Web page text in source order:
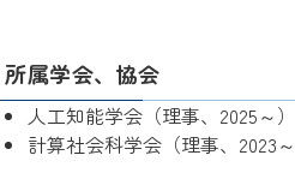
所属学会、協会
人工知能学会（理事、2025～）
計算社会科学会（理事、2023～